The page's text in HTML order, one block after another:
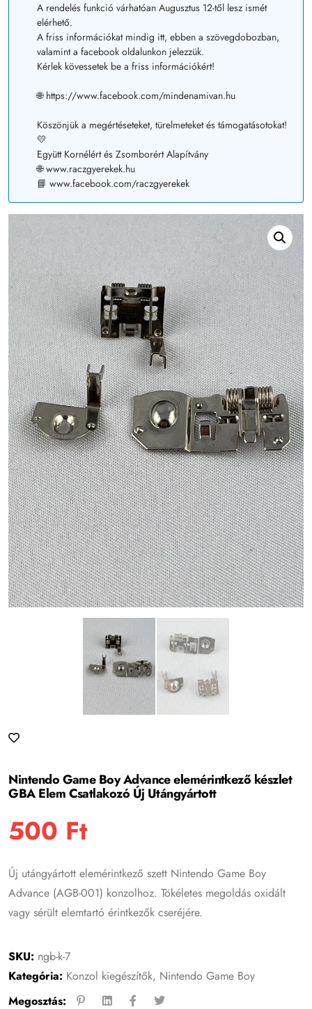
A rendelés funkció várhatóan Augusztus 12-től lesz ismét
elérhető.
A friss információkat mindig itt, ebben a szövegdobozban,
valamint a facebook oldalunkon jelezzük.
Kérlek kövessetek be a friss információkért!
🌐 https://www.facebook.com/mindenamivan.hu
Köszönjük a megértéseteket, türelmeteket és támogatásotokat!
💛
Együtt Kornélért és Zsomborért Alapítvány
🌐 www.raczgyerekek.hu
📘 www.facebook.com/raczgyerekek
Nintendo Game Boy Advance elemérintkező készlet
GBA Elem Csatlakozó Új Utángyártott
500 Ft
Új utángyártott elemérintkező szett Nintendo Game Boy
Advance (AGB-001) konzolhoz. Tökéletes megoldás oxidált
vagy sérült elemtartó érintkezők cseréjére.
SKU: ngb-k-7
Kategória: Konzol kiegészítők, Nintendo Game Boy
Megosztás: